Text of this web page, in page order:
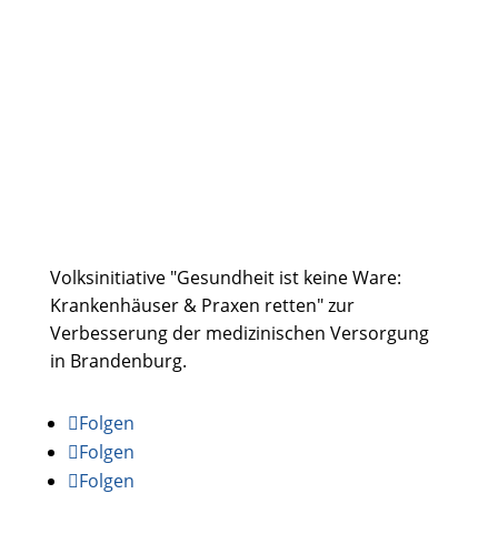
Volksinitiative "Gesundheit ist keine Ware:
Krankenhäuser & Praxen retten" zur
Verbesserung der medizinischen Versorgung
in Brandenburg.
Folgen
Folgen
Folgen